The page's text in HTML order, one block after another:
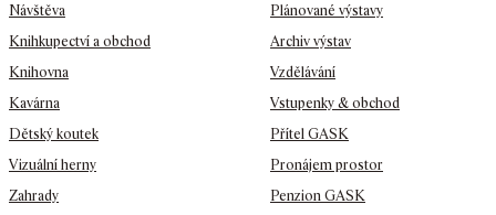
Návštěva
Knihkupectví a obchod
Knihovna
Kavárna
Dětský koutek
Vizuální herny
Zahrady
Plánované výstavy
Archiv výstav
Vzdělávání
Vstupenky & obchod
Přítel GASK
Pronájem prostor
Penzion GASK